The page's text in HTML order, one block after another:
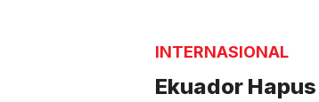
INTERNASIONAL
Ekuador